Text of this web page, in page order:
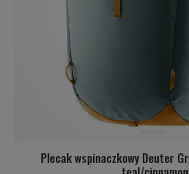
Plecak wspinaczkowy Deuter